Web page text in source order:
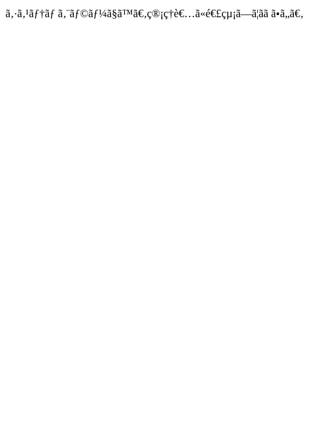
ã‚·ã‚¹ãƒ†ãƒ ã‚¨ãƒ©ãƒ¼ã§ã™ã€‚ç®¡ç†è€…ã«é€£çµ¡ã—ã¦ãã ã•ã„ã€‚